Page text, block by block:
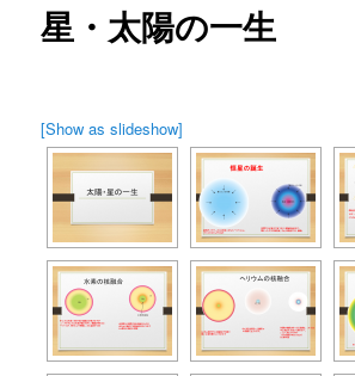
テ
ツ
へ
移
動
星・太陽の一生
[Show as slideshow]